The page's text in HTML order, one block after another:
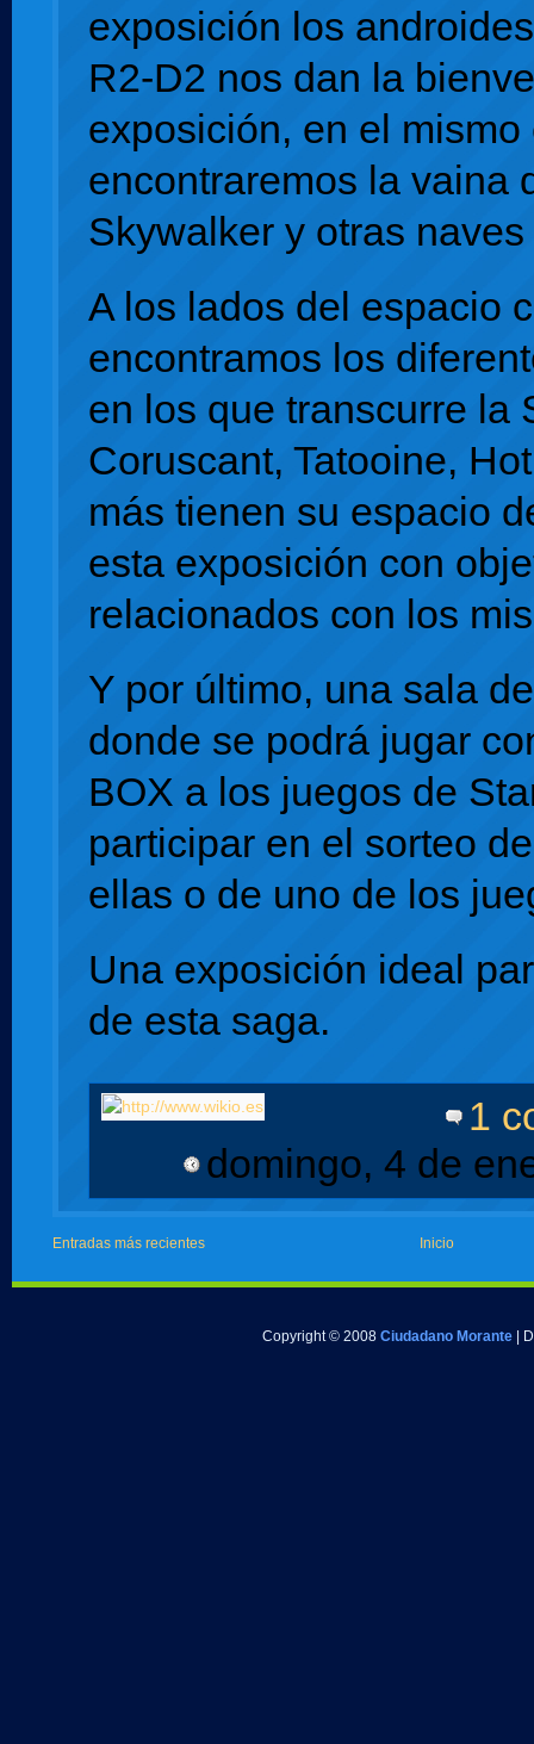
exposición los
R2-D2 nos dan la
exposición, en el mismo
encontraremos la vaina
Skywalker y otras
A los lados del espacio
encontramos los
en los que transcurre la
Coruscant, Tatooine,
más tienen su espacio
esta exposición con
relacionados con los
Y por último, una sala
donde se podrá jugar
BOX a los juegos de
participar en el sorteo
ellas o de uno de los
Una exposición ideal
de esta saga.
1
domingo, 4 de
Entradas más recientes Inicio
Copyright © 2008 Ciudadano Morante |